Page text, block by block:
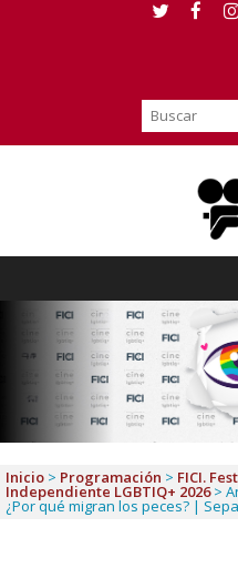
Inicio > Programación > FICI.
Independiente LGBTIQ+ 2026>
¿Por qué migran los peces? |